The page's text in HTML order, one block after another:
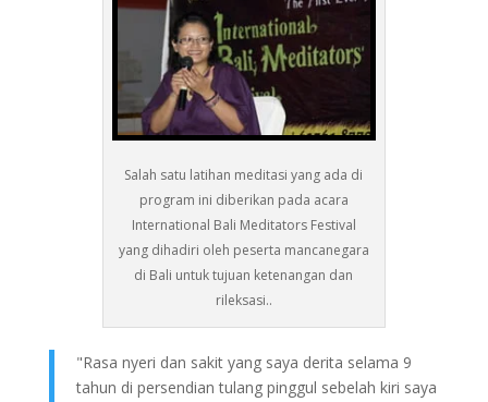
Salah satu latihan meditasi yang ada di
program ini diberikan pada acara
International Bali Meditators Festival
yang dihadiri oleh peserta mancanegara
di Bali untuk tujuan ketenangan dan
rileksasi..
"Rasa nyeri dan sakit yang saya derita selama 9
tahun di persendian tulang pinggul sebelah kiri saya